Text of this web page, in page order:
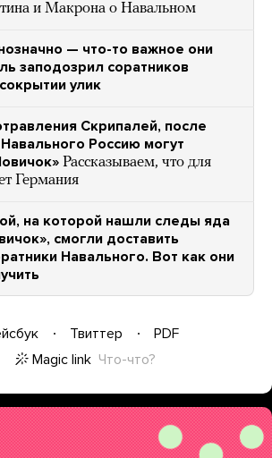
и Макрона о Навальном
— что-то важное они
заподозрил соратников
улик
Скрипалей, после
Россию могут
Рассказываем, что для
Германия
на которой нашли следы яда
смогли доставить
Навального. Вот как они
Твиттер
PDF
Magic link Что-что?